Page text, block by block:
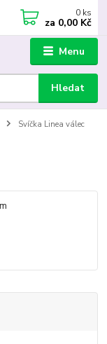
Menu
Hledat
0 ks
za 0,00 Kč
Svíčka Linea válec